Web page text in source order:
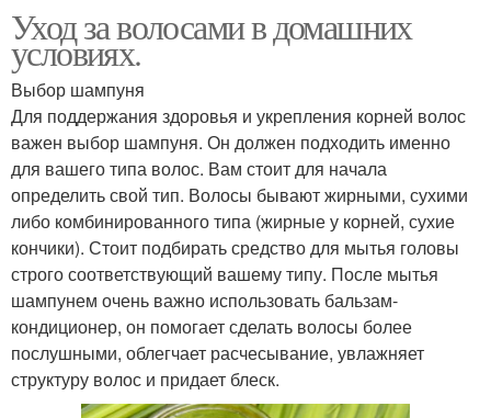
Уход за волосами в домашних
условиях.
Выбор шампуня
Для поддержания здоровья и укрепления корней волос
важен выбор шампуня. Он должен подходить именно
для вашего типа волос. Вам стоит для начала
определить свой тип. Волосы бывают жирными, сухими
либо комбинированного типа (жирные у корней, сухие
кончики). Стоит подбирать средство для мытья головы
строго соответствующий вашему типу. После мытья
шампунем очень важно использовать бальзам-
кондиционер, он помогает сделать волосы более
послушными, облегчает расчесывание, увлажняет
структуру волос и придает блеск.